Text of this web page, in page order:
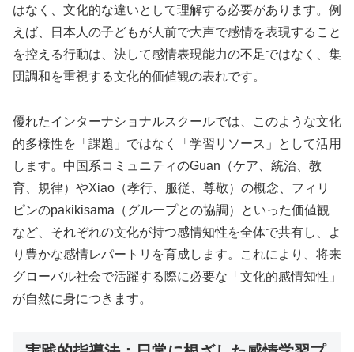
はなく、文化的な違いとして理解する必要があります。例
えば、日本人の子どもが人前で大声で感情を表現すること
を控える行動は、決して感情表現能力の不足ではなく、集
団調和を重視する文化的価値観の表れです。
優れたインターナショナルスクールでは、このような文化
的多様性を「課題」ではなく「学習リソース」として活用
します。中国系コミュニティのGuan（ケア、統治、教
育、規律）やXiao（孝行、服従、尊敬）の概念、フィリ
ピンのpakikisama（グループとの協調）といった価値観
など、それぞれの文化が持つ感情知性を全体で共有し、よ
り豊かな感情レパートリを育成します。これにより、将来
グローバル社会で活躍する際に必要な「文化的感情知性」
が自然に身につきます。